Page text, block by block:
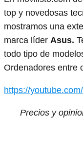
top y novedosas
mostramos una
marca líder Asus.
todo tipo de
Ordenadores entre
https://
Precios y